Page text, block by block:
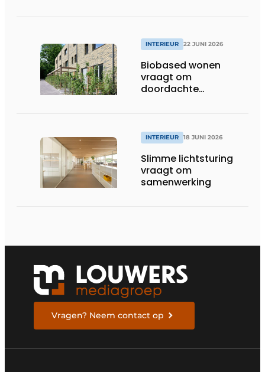
INTERIEUR 22 JUNI 2026
Biobased wonen
vraagt om
doordachte
INTERIEUR 18 JUNI 2026
Slimme lichtsturing
vraagt om
samenwerking
Vragen? Neem contact op